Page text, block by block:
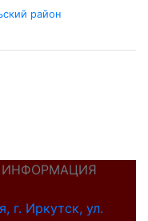
район
ИНФОРМАЦИЯ
г. Иркутск, ул.